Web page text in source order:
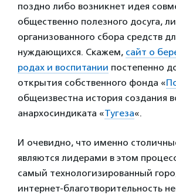
поздно либо возникнет идея
общественно полезного досуга,
организованного сбора средств
нуждающихся. Скажем, сайт о
родах и воспитании постепенно
открытия собственного фонда «
общеизвестна история создания
анархосиндиката «Тугеза«.
И очевидно, что именно
являются лидерами в этом
самый технологизированный
интернет-благотворительность